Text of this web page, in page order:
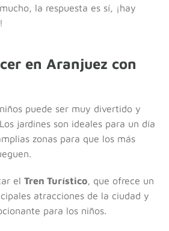
la respuesta es sí, ¡hay
en Aranjuez con
puede ser muy divertido y
jardines son ideales para un día
zonas para que los más
el Tren Turístico, que ofrece un
atracciones de la ciudad y
para los niños.